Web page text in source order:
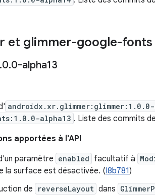
et glimmer-google-fonts
.0.0-alpha13
androidx.xr.glimmer:glimmer:1.0.0-
alpha13 . Liste des commits
apportées à l'API
paramètre enabled facultatif à
la surface est désactivée. (I8b781)
de
reverseLayout dans